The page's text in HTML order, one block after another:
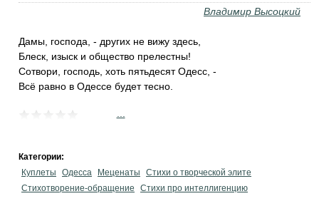
Владимир Высоцкий
Дамы, господа, - других не вижу здесь,
Блеск, изыск и общество прелестны!
Сотвори, господь, хоть пятьдесят Одесс, -
Всё равно в Одессе будет тесно.
Категории:
Куплеты
Одесса Меценаты
Стихи о творческой элите
Стихотворение-обращение
Стихи про интеллигенцию